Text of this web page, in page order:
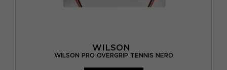
WILSON
WILSON PRO OVERGRIP TENNIS NERO